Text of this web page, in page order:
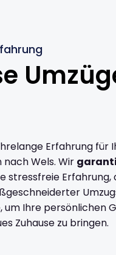
Erfahrung für
nach Wels. Wir
stressfreie Erfahrung,
um Ihre persönlichen
Zuhause zu bringen.